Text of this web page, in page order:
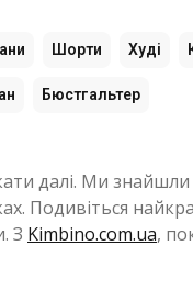
Шорти Худі
Бюстгальтер
далі. Ми
Подивіться
З Kimbino.com.ua,